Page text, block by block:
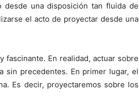
desde una disposición tan fluida de
el acto de proyectar desde una
fascinante. En realidad, actuar sobre
sin precedentes. En primer lugar, el
Es decir, proyectaremos sobre los